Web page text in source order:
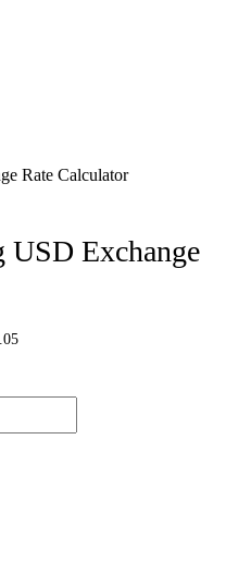
Rate Calculator
USD Exchange